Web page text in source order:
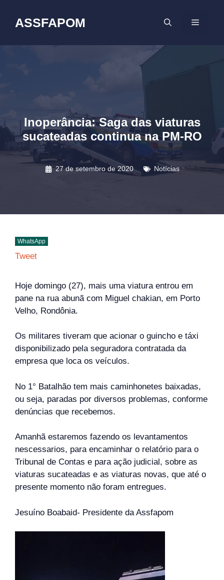
conteúdo
ASSFAPOM MENU
Inoperância: Saga das viaturas
sucateadas continua na PM-RO
27 de setembro de 2020 Notícias
WhatsApp
Tweet
Hoje domingo (27), mais uma viatura entrou em
pane na rua abunã com Miguel chakian, em Porto
Velho, Rondônia.
Os militares tiveram que acionar o guincho e táxi
disponibilizado pela seguradora contratada da
empresa que loca os veículos.
No 1° Batalhão tem mais caminhonetes baixadas,
ou seja, paradas por diversos problemas, conforme
denúncias que recebemos.
Amanhã estaremos fazendo os levantamentos
nescessarios, para encaminhar o relatório para o
Tribunal de Contas e para ação judicial, sobre as
viaturas sucateadas e as viaturas novas, que até o
presente momento não foram entregues.
Jesuíno Boabaid- Presidente da Assfapom